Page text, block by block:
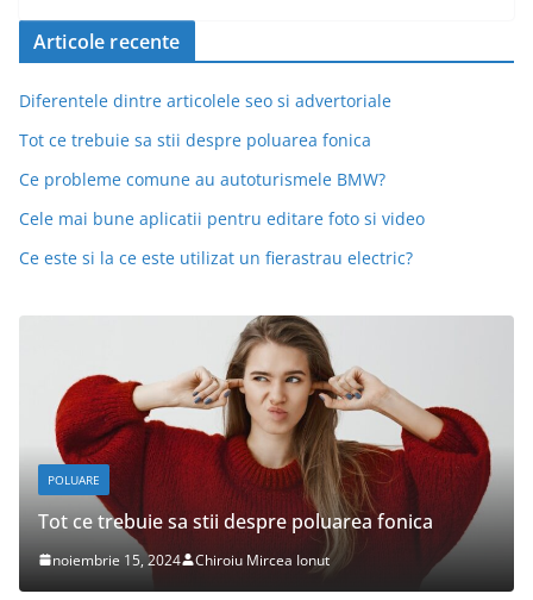
Articole recente
Diferentele dintre articolele seo si advertoriale
Tot ce trebuie sa stii despre poluarea fonica
Ce probleme comune au autoturismele BMW?
Cele mai bune aplicatii pentru editare foto si video
Ce este si la ce este utilizat un fierastrau electric?
POLUARE
Tot ce trebuie sa stii despre poluarea fonica
noiembrie 15, 2024 Chiroiu Mircea Ionut